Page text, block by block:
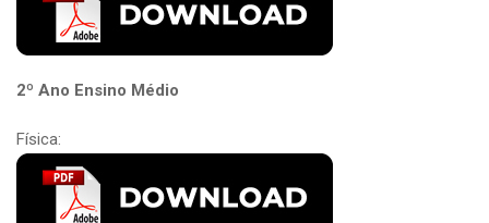
2º Ano Ensino Médio
Física: